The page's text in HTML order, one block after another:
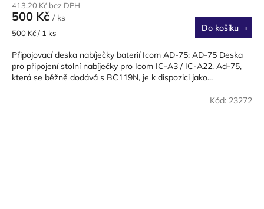
413,20 Kč bez DPH
500 Kč / ks
Měrná
500 Kč / 1 ks Do košíku
Připojovací deska nabíječky baterií Icom AD-75; AD-75 Deska
pro připojení stolní nabíječky pro Icom IC-A3 / IC-A22. Ad-75,
která se běžně dodává s BC119N, je k dispozici jako...
Kód: 23272